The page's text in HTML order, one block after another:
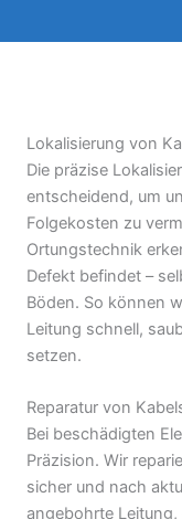
Lokalisierung von
Die präzise
entscheidend, um
Folgekosten zu
Ortungstechnik
Defekt befindet –
Böden. So können
Leitung schnell,
setzen.
Reparatur von
Bei beschädigten
Präzision. Wir
sicher und nach
angebohrte